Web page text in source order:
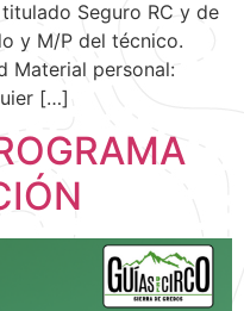
Seguro RC y de
y M/P del técnico.
Material personal:
[…]